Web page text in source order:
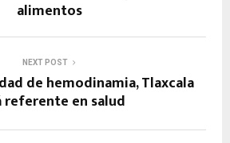
alimentos
NEXT POST
de hemodinamia, Tlaxcala
referente en salud